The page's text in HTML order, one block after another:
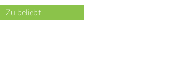
Zu beliebt